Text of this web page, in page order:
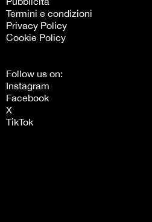
Termini e condizioni
Privacy Policy
Cookie Policy
Follow us on:
Instagram
Facebook
X
TikTok